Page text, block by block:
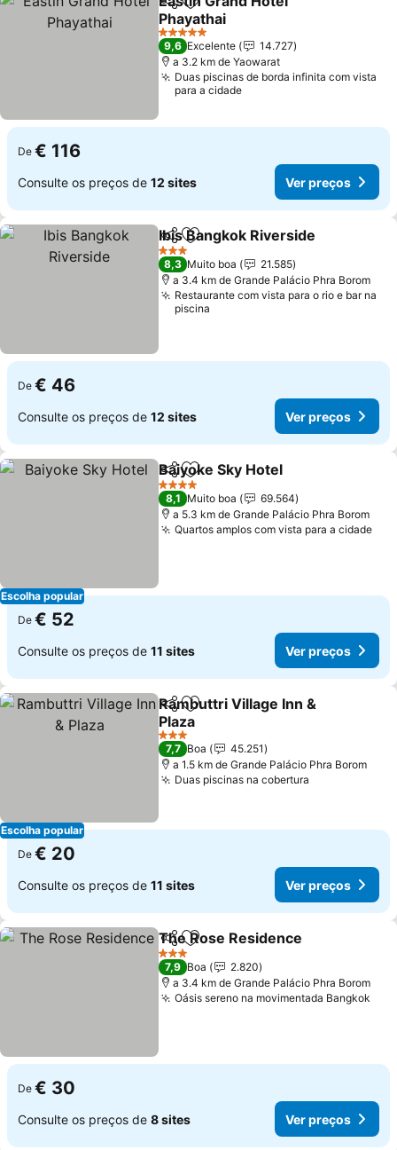
PartilharAdicionar aos favoritos
Phayathai
5 Estrelas
9,6 Excelente
14.727
a 3.2 km de Yaowarat
Duas piscinas de borda infinita com vista
para a cidade
De € 116
Consulte os preços de 12 sites Ver preços
PartilharAdicionar aos favoritos
Ibis Bangkok Riverside
3 Estrelas
8,3 Muito boa
21.585
a 3.4 km de Grande Palácio Phra Borom
Restaurante com vista para o rio e bar na
piscina
De € 46
Consulte os preços de 12 sites Ver preços
Escolha popular
PartilharAdicionar aos favoritos
Baiyoke Sky Hotel
4 Estrelas
8,1 Muito boa
69.564
a 5.3 km de Grande Palácio Phra Borom
Quartos amplos com vista para a cidade
De € 52
Consulte os preços de 11 sites Ver preços
Escolha popular
PartilharAdicionar aos favoritos
Rambuttri Village Inn &
Plaza
3 Estrelas
7,7 Boa
45.251
a 1.5 km de Grande Palácio Phra Borom
Duas piscinas na cobertura
De € 20
Consulte os preços de 11 sites Ver preços
PartilharAdicionar aos favoritos
The Rose Residence
3 Estrelas
7,9 Boa
2.820
a 3.4 km de Grande Palácio Phra Borom
Oásis sereno na movimentada Bangkok
De € 30
Consulte os preços de 8 sites Ver preços